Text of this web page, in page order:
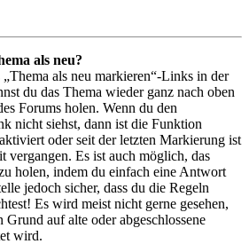
als neu?
als neu markieren“-Links in der
du das Thema wieder ganz nach oben
Forums holen. Wenn du den
nicht siehst, dann ist die Funktion
oder seit der letzten Markierung ist
vergangen. Es ist auch möglich, das
holen, indem du einfach eine Antwort
jedoch sicher, dass du die Regeln
Es wird meist nicht gerne gesehen,
auf alte oder abgeschlossene
wird.